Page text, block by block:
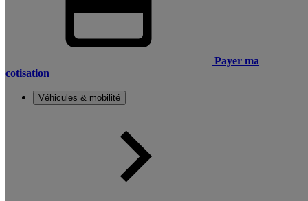
Payer ma
cotisation
Véhicules & mobilité